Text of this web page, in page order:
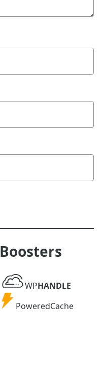
Boosters
WP
Handle
WPHANDLE
Powered
PoweredCache